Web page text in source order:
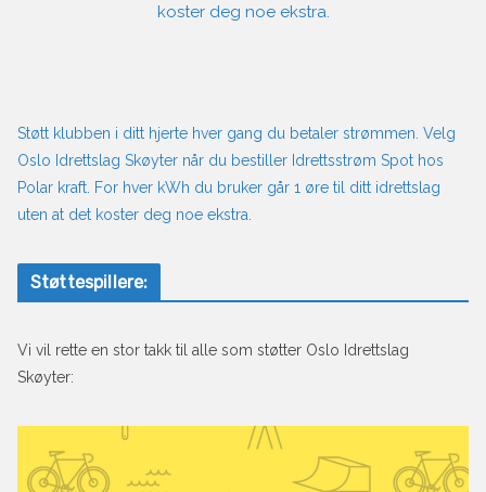
koster deg noe ekstra.
Støtt klubben i ditt hjerte hver gang du betaler strømmen. Velg
Oslo Idrettslag Skøyter når du bestiller Idrettsstrøm Spot hos
Polar kraft. For hver kWh du bruker går 1 øre til ditt idrettslag
uten at det koster deg noe ekstra.
Støttespillere:
Vi vil rette en stor takk til alle som støtter Oslo Idrettslag
Skøyter: